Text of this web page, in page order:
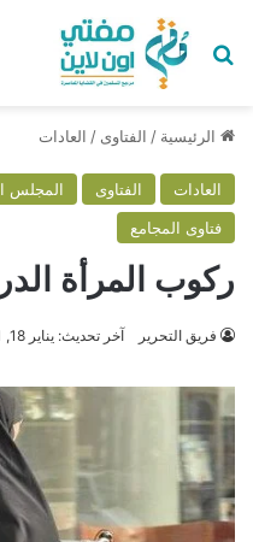
بحث عن
الرئيسية / الفتاوى / العادات
العادات الفتاوى المجلس
فتاوى المجامع
ركوب المرأة
فريق التحرير آخر تحديث: يناير 18, 2021